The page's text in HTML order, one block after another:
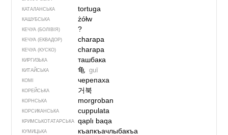
КАТАЛАНСЬКА tortuga
КАШУБСЬКА żółw
КЕЧУА (БОЛІВІЯ) ?
КЕЧУА (ЕКВАДОР) charapa
КЕЧУА (КУСКО) charapa
КИРГИЗЬКА ташбака
КИТАЙСЬКА 龟 guī
КОМІ черепаха
КОРЕЙСЬКА 거북
КОРНСЬКА morgroban
КОРСИКАНСЬКА cuppulata
КРИМСЬКОТАТАРСЬКА qaplı baqa
КУМИЦЬКА къапкъачлыбакъа